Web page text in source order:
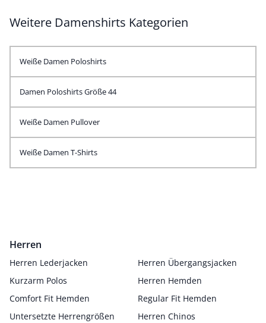
Weitere Damenshirts Kategorien
Weiße Damen Poloshirts
Damen Poloshirts Größe 44
Weiße Damen Pullover
Weiße Damen T-Shirts
Herren
Herren Lederjacken
Herren Übergangsjacken
Kurzarm Polos
Herren Hemden
Comfort Fit Hemden
Regular Fit Hemden
Untersetzte Herrengrößen
Herren Chinos